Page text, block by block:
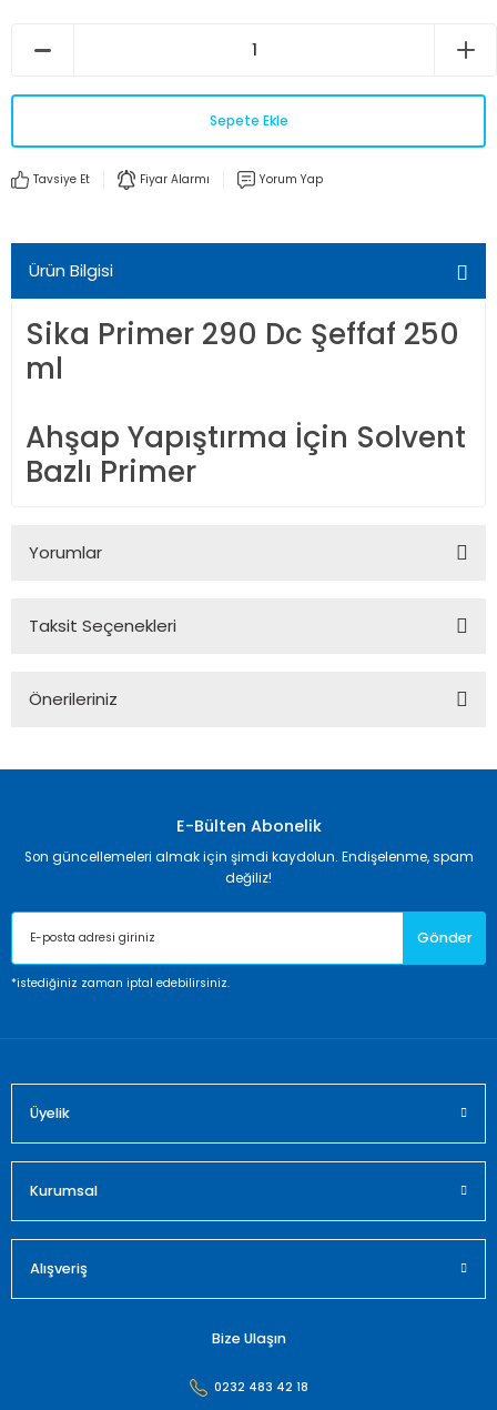
Sepete Ekle
Tavsiye Et Fiyar Alarmı Yorum Yap
Ürün Bilgisi
Sika Primer 290 Dc Şeffaf 250
ml
Ahşap Yapıştırma İçin Solvent
Bazlı Primer
Yorumlar
Taksit Seçenekleri
Önerileriniz
Görüş ve önerileriniz için teşekkür ederiz.
Ürün resmi kalitesiz, bozuk veya görüntülenemiyor.
Ürün açıklamasında eksik bilgiler bulunuyor.
Ürün bilgilerinde hatalar bulunuyor.
E-Bülten Abonelik
Son güncellemeleri almak için şimdi kaydolun. Endişelenme, spam
değiliz!
Gönder
*istediğiniz zaman iptal edebilirsiniz.
Üyelik
Kurumsal
Alışveriş
Bize Ulaşın
0232 483 42 18